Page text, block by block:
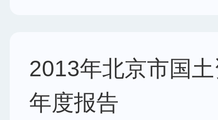
2013年北京市国
年度报告